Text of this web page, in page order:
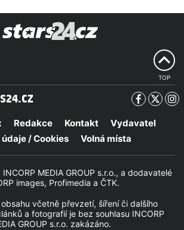
TOP
Redakce Kontakt
Vydavatel
/ Cookies
Volná místa
MEDIA GROUP s.r.o., a dodavatelé
images, Profimedia a ČTK.
včetně převzetí, šíření či dalšího
a fotografií je bez souhlasu INCORP
GROUP s.r.o. zakázáno.